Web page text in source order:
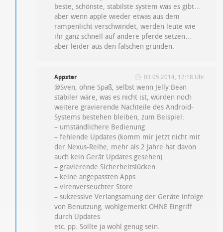
beste, schönste, stabilste system was es gibt…
aber wenn apple wieder etwas aus dem
rampenlicht verschwindet, werden leute wie
ihr ganz schnell auf andere pferde setzen…
aber leider aus den falschen gründen.
Appster 03.05.2014, 12:18 Uhr
@Sven, ohne Spaß, selbst wenn Jelly Bean
stabiler wäre, was es nicht ist, würden noch
weitere gravierende Nachteile des Android-
Systems bestehen bleiben, zum Beispiel:
– umständlichere Bedienung
– fehlende Updates (komm mir jetzt nicht mit
der Nexus-Reihe, mehr als 2 Jahre hat davon
auch kein Gerät Updates gesehen)
– gravierende Sicherheitslücken
– keine angepassten Apps
– virenverseuchter Store
– sukzessive Verlangsamung der Geräte infolge
von Benutzung, wohlgemerkt OHNE Eingriff
durch Updates
etc. pp. Sollte ja wohl genug sein.